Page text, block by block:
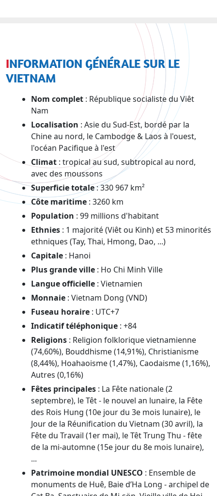
INFORMATION GÉNÉRALE SUR LE
VIETNAM
Nom complet : République socialiste du Viêt
Nam
Localisation : Asie du Sud-Est, bordé par la
Chine au nord, le Cambodge & Laos à l'ouest,
l'océan Pacifique à l'est
Climat : tropical au sud, subtropical au nord,
avec des moussons
Superficie totale: 330 967 km²
Côte maritime : 3260 km
Population : 99 millions d'habitant
Ethnies : 1 majorité (Viêt ou Kinh) et 53 minorités
ethniques (Tay, Thai, Hmong, Dao, ...)
Capitale : Hanoi
Plus grande ville : Ho Chi Minh Ville
Langue officielle : Vietnamien
Monnaie : Vietnam Dong (VND)
Fuseau horaire : UTC+7
Indicatif téléphonique : +84
Religions : Religion folklorique vietnamienne
(74,60%), Bouddhisme (14,91%), Christianisme
(8,44%), Hoahaoisme (1,47%), Caodaisme (1,16%),
Autres (0,16%)
Fêtes principales : La Fête nationale (2
septembre), le Têt - le nouvel an lunaire, la Fête
des Rois Hung (10e jour du 3e mois lunaire), le
Jour de la Réunification du Vietnam (30 avril), la
Fête du Travail (1er mai), le Têt Trung Thu - fête
de la mi-automne (15e jour du 8e mois lunaire),
...
Patrimoine mondial UNESCO : Ensemble de
monuments de Huê, Baie d’Ha Long - archipel de